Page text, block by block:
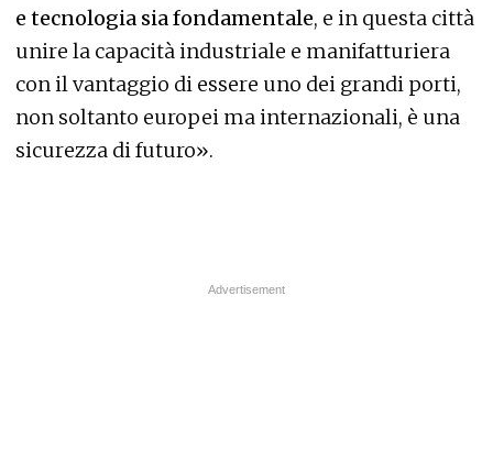
e tecnologia sia fondamentale, e in questa città
unire la capacità industriale e manifatturiera
con il vantaggio di essere uno dei grandi porti,
non soltanto europei ma internazionali, è una
sicurezza di futuro».